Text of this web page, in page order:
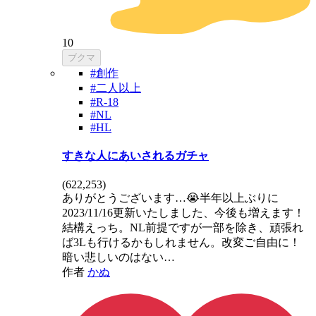
10
ブクマ
#創作
#二人以上
#R-18
#NL
#HL
すきな人にあいされるガチャ
(622,253)
ありがとうございます…😭半年以上ぶりに
2023/11/16更新いたしました、今後も増えます！
結構えっち。NL前提ですが一部を除き、頑張れ
ば3Lも行けるかもしれません。改変ご自由に！
暗い悲しいのはない…
作者 かぬ